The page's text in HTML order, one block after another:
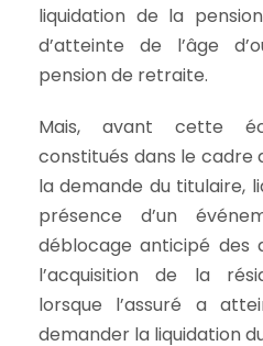
liquidation de la
d’atteinte de l’âge
pension de retraite.
Mais, avant cette
constitués dans le cadre
la demande du titulaire,
présence d’un
déblocage anticipé des
l’acquisition de la
lorsque l’assuré a
demander la liquidation